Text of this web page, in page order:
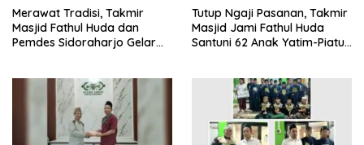
Merawat Tradisi, Takmir
Masjid Fathul Huda dan
Pemdes Sidoraharjo Gelar
Tutup Ngaji Pasanan, Takmir
Masjid Jami Fathul Huda
Santuni 62 Anak Yatim-Piatu